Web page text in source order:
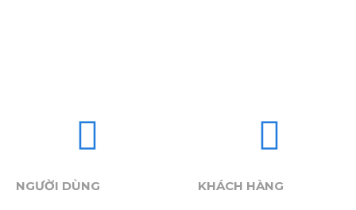
NGƯỜI DÙNG
KHÁCH HÀNG